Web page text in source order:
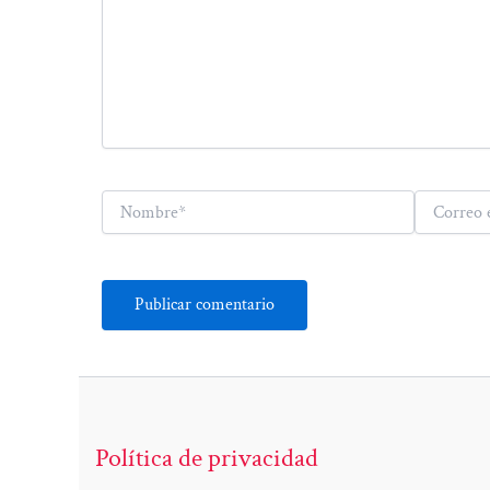
Nombre*
Correo
electrónico*
Política de privacidad